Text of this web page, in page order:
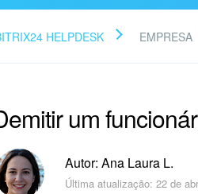
HELPDESK EMPRESA
um
Autor: Ana Laura L.
Última atualização: 22 de